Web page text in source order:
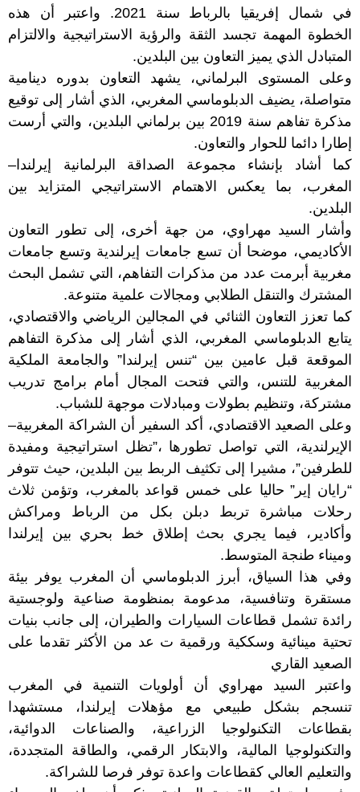
في شمال إفريقيا بالرباط سنة 2021. واعتبر أن هذه
الخطوة المهمة تجسد الثقة والرؤية الاستراتيجية والالتزام
المتبادل الذي يميز التعاون بين البلدين.
وعلى المستوى البرلماني، يشهد التعاون بدوره دينامية
متواصلة، يضيف الدبلوماسي المغربي، الذي أشار إلى توقيع
مذكرة تفاهم سنة 2019 بين برلماني البلدين، والتي أرست
إطارا دائما للحوار والتعاون.
كما أشاد بإنشاء مجموعة الصداقة البرلمانية إيرلندا–
المغرب، بما يعكس الاهتمام الاستراتيجي المتزايد بين
البلدين.
وأشار السيد مهراوي، من جهة أخرى، إلى تطور التعاون
الأكاديمي، موضحا أن تسع جامعات إيرلندية وتسع جامعات
مغربية أبرمت عدد من مذكرات التفاهم، التي تشمل البحث
المشترك والتنقل الطلابي ومجالات علمية متنوعة.
كما تعزز التعاون الثنائي في المجالين الرياضي والاقتصادي،
يتابع الدبلوماسي المغربي، الذي أشار إلى مذكرة التفاهم
الموقعة قبل عامين بين “تنس إيرلندا” والجامعة الملكية
المغربية للتنس، والتي فتحت المجال أمام برامج تدريب
مشتركة، وتنظيم بطولات ومبادلات موجهة للشباب.
وعلى الصعيد الاقتصادي، أكد السفير أن الشراكة المغربية–
الإيرلندية، التي تواصل تطورها ،”تظل استراتيجية ومفيدة
للطرفين”، مشيرا إلى تكثيف الربط بين البلدين، حيث تتوفر
“رايان إير” حاليا على خمس قواعد بالمغرب، وتؤمن ثلاث
رحلات مباشرة تربط دبلن بكل من الرباط ومراكش
وأكادير، فيما يجري بحث إطلاق خط بحري بين إيرلندا
وميناء طنجة المتوسط.
وفي هذا السياق، أبرز الدبلوماسي أن المغرب يوفر بيئة
مستقرة وتنافسية، مدعومة بمنظومة صناعية ولوجستية
رائدة تشمل قطاعات السيارات والطيران، إلى جانب بنيات
تحتية مينائية وسككية ورقمية ت عد من الأكثر تقدما على
الصعيد القاري
واعتبر السيد مهراوي أن أولويات التنمية في المغرب
تنسجم بشكل طبيعي مع مؤهلات إيرلندا، مستشهدا
بقطاعات التكنولوجيا الزراعية، والصناعات الدوائية،
والتكنولوجيا المالية، والابتكار الرقمي، والطاقة المتجددة،
والتعليم العالي كقطاعات واعدة توفر فرصا للشراكة.